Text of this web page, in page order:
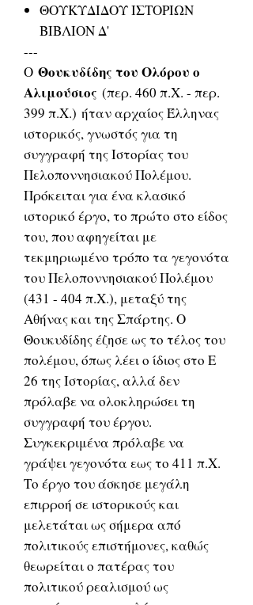
ΘΟΥΚΥΔΙΔΟΥ ΙΣΤΟΡΙΩΝ
ΒΙΒΛΙΟΝ Δ'
---
Ο Θουκυδίδης του Ολόρου ο
Αλιμούσιος (περ. 460 π.Χ. - περ.
399 π.Χ.) ήταν αρχαίος Έλληνας
ιστορικός, γνωστός για τη
συγγραφή της Ιστορίας του
Πελοποννησιακού Πολέμου.
Πρόκειται για ένα κλασικό
ιστορικό έργο, το πρώτο στο είδος
του, που αφηγείται με
τεκμηριωμένο τρόπο τα γεγονότα
του Πελοποννησιακού Πολέμου
(431 - 404 π.Χ.), μεταξύ της
Αθήνας και της Σπάρτης. Ο
Θουκυδίδης έζησε ως το τέλος του
πολέμου, όπως λέει ο ίδιος στο Ε
26 της Ιστορίας, αλλά δεν
πρόλαβε να ολοκληρώσει τη
συγγραφή του έργου.
Συγκεκριμένα πρόλαβε να
γράψει γεγονότα εως το 411 π.Χ.
Το έργο του άσκησε μεγάλη
επιρροή σε ιστορικούς και
μελετάται ως σήμερα από
πολιτικούς επιστήμονες, καθώς
θεωρείται ο πατέρας του
πολιτικού ρεαλισμού ως